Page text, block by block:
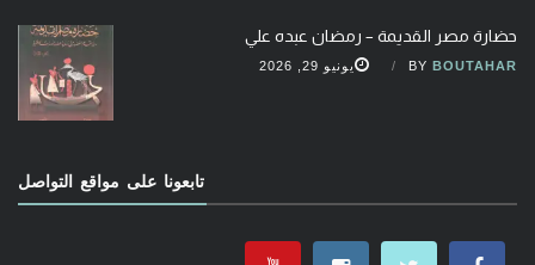
حضارة مصر القديمة – رمضان عبده علي
BY BOUTAHAR يونيو 29, 2026
تابعونا على مواقع التواصل